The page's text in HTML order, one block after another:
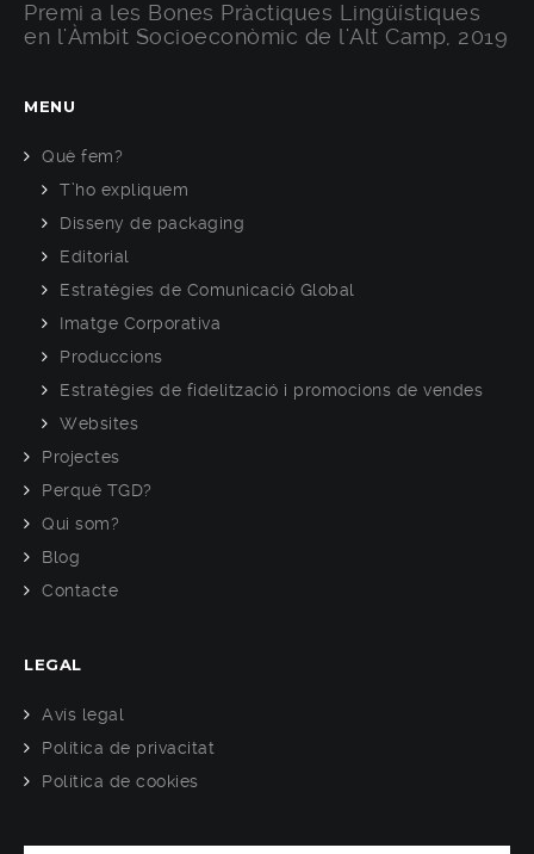
Premi a les Bones Pràctiques Lingüístiques
en l'Àmbit Socioeconòmic de l'Alt Camp, 2019
MENU
Què fem?
T’ho expliquem
Disseny de packaging
Editorial
Estratègies de Comunicació Global
Imatge Corporativa
Produccions
Estratègies de fidelització i promocions de vendes
Websites
Projectes
Perquè TGD?
Qui som?
Blog
Contacte
LEGAL
Avís legal
Política de privacitat
Política de cookies